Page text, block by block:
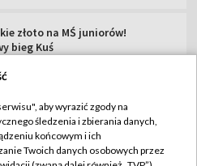
TVP
TVP
TVP
TVP
prywatności
aby wyrazić zgody na
śledzenia i zbierania danych,
końcowym i ich
Twoich danych osobowych przez